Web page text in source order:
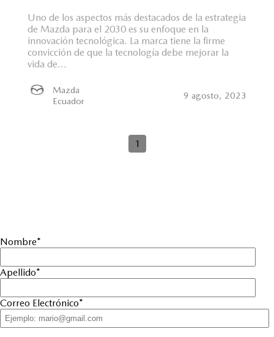
Uno de los aspectos más destacados de la estrategia
de Mazda para el 2030 es su enfoque en la
innovación tecnológica. La marca tiene la firme
convicción de que la tecnología debe mejorar la
vida de...
Mazda
Ecuador
9 agosto, 2023
1
Nombre*
Apellido*
Correo Electrónico*